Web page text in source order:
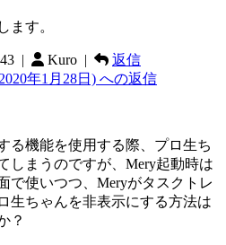
ます。
| Kuro |
返信
年1月28日) への返信
る機能を使用する際、プロ生ち
しまうのですが、Mery起動時は
で使いつつ、Meryがタスクトレ
生ちゃんを非表示にする方法は
？